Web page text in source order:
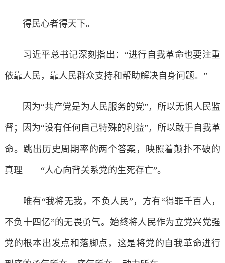
得民心者得天下。
习近平总书记深刻指出：“进行自我革命也要注重
依靠人民，靠人民群众支持和帮助解决自身问题。”
因为“共产党是为人民服务的党”，所以无惧人民监
督；因为“没有任何自己特殊的利益”，所以敢于自我革
命。跳出历史周期率的两个答案，映照着颠扑不破的
真理——“人心向背关系党的生死存亡”。
唯有“我将无我，不负人民”，方有“得罪千百人，
不负十四亿”的无畏勇气。始终将人民作为立党兴党强
党的根本出发点和落脚点，这是将党的自我革命进行